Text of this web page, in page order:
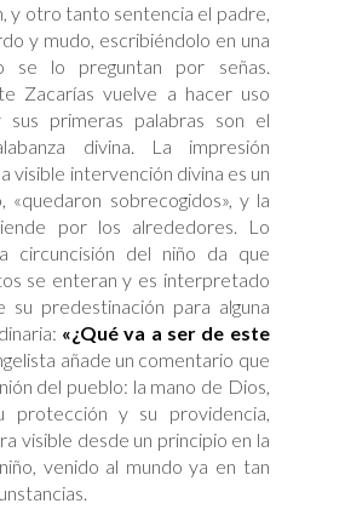
y otro tanto sentencia el padre,
y mudo, escribiéndolo en una
se lo preguntan por señas.
Zacarías vuelve a hacer uso
sus primeras palabras son el
divina. La impresión
visible intervención divina es un
«quedaron sobrecogidos», y la
por los alrededores. Lo
circuncisión del niño da que
se enteran y es interpretado
su predestinación para alguna
«¿Qué va a ser de este
añade un comentario que
del pueblo: la mano de Dios,
protección y su providencia,
visible desde un principio en la
venido al mundo ya en tan